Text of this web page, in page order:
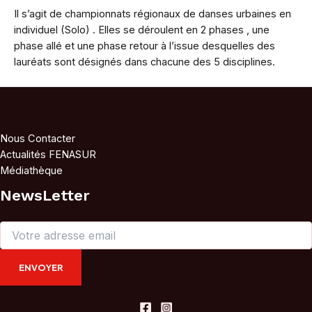
Il s’agit de championnats régionaux de danses urbaines en
individuel (Solo) . Elles se déroulent en 2 phases , une
phase allé et une phase retour à l’issue desquelles des
lauréats sont désignés dans chacune des 5 disciplines.
Nous Contacter
Actualités FENASUR
Médiathèque
NewsLetter